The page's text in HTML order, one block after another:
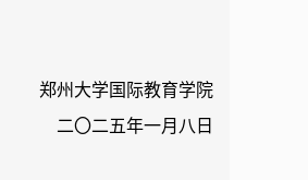
郑州大学国际教育学院
二〇二五年一月八日